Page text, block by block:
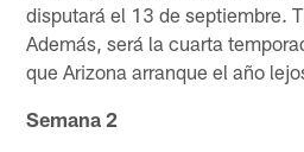
disputará el 13 de septiembre.
Además, será la cuarta
que Arizona arranque el año
Semana 2